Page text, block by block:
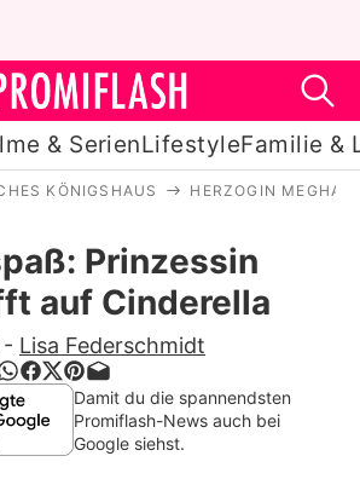
& SerienLifestyleFamilie &
Stars
Filme & Serien
Lifestyle
Familie & Liebe
KÖNIGSHAUS HERZOGIN MEGHAN
Prinzessin
auf Cinderella
- Lisa Federschmidt
Damit du die spannendsten
Promiflash-News auch bei
Google siehst.